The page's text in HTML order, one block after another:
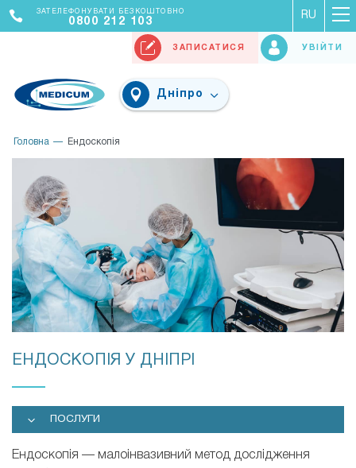
ЗАПИСАТИСЯ УВІЙТИ
Дніпро
ЗАТЕЛЕФОНУВАТИ БЕЗКОШТОВНО
0800 212 103
RU
Головна Ендоскопія
ЕНДОСКОПІЯ У ДНІПРІ
ПОСЛУГИ
Ендоскопія — малоінвазивний метод дослідження